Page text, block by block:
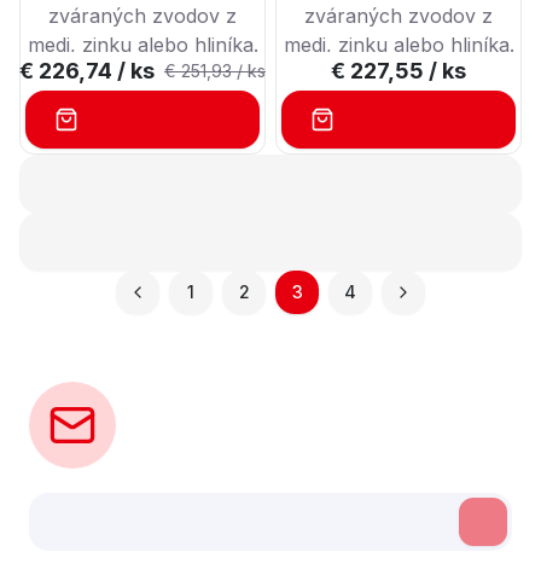
zváraných zvodov z
medi, zinku alebo hliníka.
Rôzne geometrie
valčekov zaisťujú plynulý
proces zasúvania a
rúrach
€ 226,74 / ks € 251,93 / ks
zváraných zvodov z
medi, zinku alebo hliníka.
Rôzne geometrie
valčekov zaisťujú plynulý
proces zasúvania a
štrukturálne stopy na
rúrach
€ 227,55 / ks
1 2 3 4